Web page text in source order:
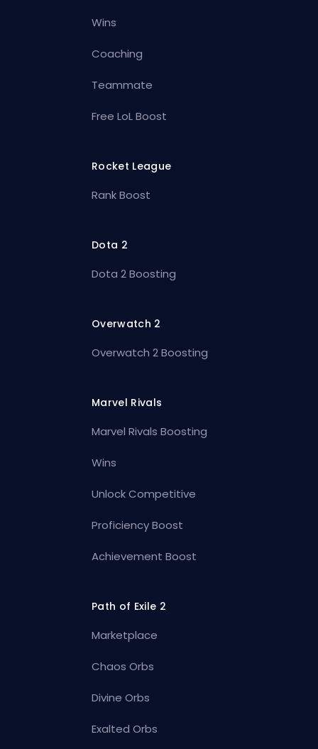
Wins
Coaching
Teammate
Free LoL Boost
Rocket League
Rank Boost
Dota 2
Dota 2 Boosting
Overwatch 2
Overwatch 2 Boosting
Marvel Rivals
Marvel Rivals Boosting
Wins
Unlock Competitive
Proficiency Boost
Achievement Boost
Path of Exile 2
Marketplace
Chaos Orbs
Divine Orbs
Exalted Orbs